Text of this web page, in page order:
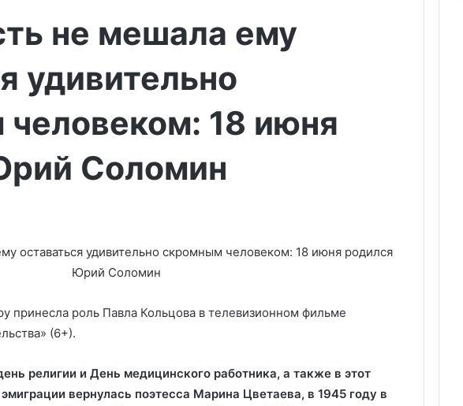
не мешала ему
удивительно
18 июня
Соломин
принесла роль Павла Кольцова в телевизионном фильме
(6+).
религии и День медицинского работника, а также в этот
вернулась поэтесса Марина Цветаева, в 1945 году в